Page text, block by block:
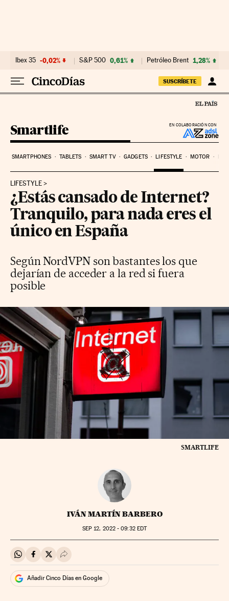
Ibex 35 -0,02% S&P 500 0,61% Petróleo Brent 1,28%
SUSCRÍBETE
EN COLABORACIÓN CON
Smartlife
SMARTPHONES TABLETS SMART TV GADGETS LIFESTYLE MOTOR
LIFESTYLE
¿Estás cansado de Internet?
Tranquilo, para nada eres el
único en España
Según NordVPN son bastantes los que
dejarían de acceder a la red si fuera
posible
SMARTLIFE
IVÁN MARTÍN BARBERO
SEP 12, 2022 - 09:32EDT
Compartir en Whatsapp
Compartir en Facebook
Compartir en Twitter
Desplegar Redes Sociales
Añadir Cinco Días en Google